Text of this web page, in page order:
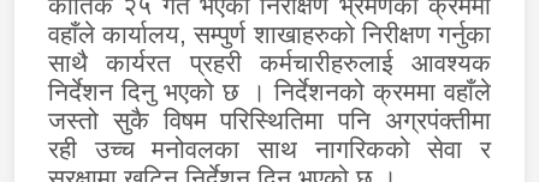
वहाँले कार्यालय, सम्पुर्ण शाखाहरुको निरीक्षण गर्नुका
साथै कार्यरत प्रहरी कर्मचारीहरुलाई आवश्यक
निर्देशन दिनु भएको छ । निर्देशनको क्रममा वहाँले
जस्तो सुकै विषम परिस्थितिमा पनि अग्रपंक्तीमा
रही उच्च मनोवलका साथ नागरिकको सेवा र